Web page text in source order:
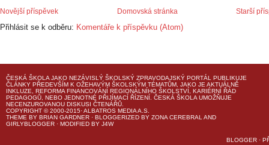
Novější příspěvek Starší
Domovská stránka
Přihlásit se k odběru: Komentáře k příspěvku (Atom)
ČESKÁ ŠKOLA JAKO NEZÁVISLÝ ŠKOLSKÝ ZPRAVODAJSKÝ PORTÁL PUBLIKUJE
ČLÁNKY PŘEDEVŠÍM K OŽEHAVÝM ŠKOLSKÝM TÉMATŮM, JAKO JE AKTUÁLNĚ
INKLUZE, REFORMA FINANCOVÁNÍ REGIONÁLNÍHO ŠKOLSTVÍ, KARIÉRNÍ ŘÁD
PEDAGOGŮ, NEBO JEDNOTNÉ PŘIJÍMACÍ ŘÍZENÍ. ČESKÁ ŠKOLA UMOŽŇUJE
NECENZUROVANOU DISKUSI ČTENÁŘŮ.
COPYRIGHT © 2000-2015· ALBATROS MEDIA A.S.
THEME BY BRIAN GARDNER · BLOGGERIZED BY ZONA CEREBRAL AND
GIRLYBLOGGER · MODIFIED BY J4W
BLOGGER ·